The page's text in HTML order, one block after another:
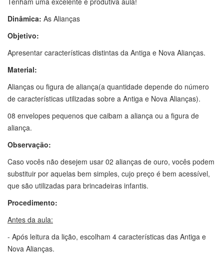
Dinâmica: As Alianças
Objetivo:
Apresentar características distintas da Antiga e Nova Alianças.
Material:
Alianças ou figura de aliança(a quantidade depende do número
de características utilizadas sobre a Antiga e Nova Alianças).
08 envelopes pequenos que caibam a aliança ou a figura de
aliança.
Observação:
Caso vocês não desejem usar 02 alianças de ouro, vocês podem
substituir por aquelas bem simples, cujo preço é bem acessível,
que são utilizadas para brincadeiras infantis.
Procedimento:
Antes da aula:
- Após leitura da lição, escolham 4 características das Antiga e
Nova Alianças.